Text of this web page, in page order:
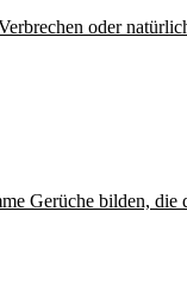
oder
Gerüche bilden, die